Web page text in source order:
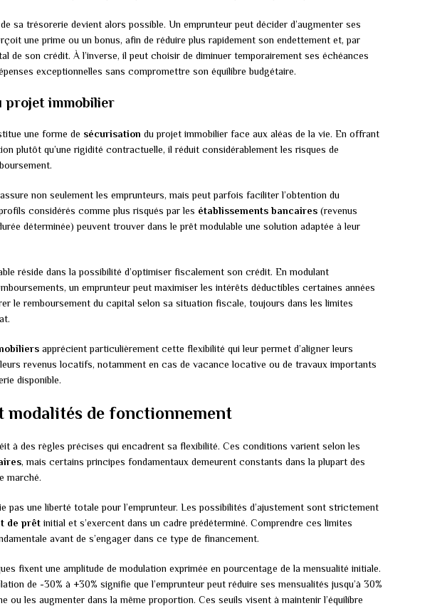
de sa trésorerie devient alors possible. Un emprunteur peut décider d’augmenter ses
une prime ou un bonus, afin de réduire plus rapidement son endettement et, par
de son crédit. À l’inverse, il peut choisir de diminuer temporairement ses échéances
exceptionnelles sans compromettre son équilibre budgétaire.
projet immobilier
une forme de sécurisation du projet immobilier face aux aléas de la vie. En offrant
plutôt qu’une rigidité contractuelle, il réduit considérablement les risques de
non seulement les emprunteurs, mais peut parfois faciliter l’obtention du
considérés comme plus risqués par les établissements bancaires (revenus
déterminée) peuvent trouver dans le prêt modulable une solution adaptée à leur
réside dans la possibilité d’optimiser fiscalement son crédit. En modulant
un emprunteur peut maximiser les intérêts déductibles certaines années
le remboursement du capital selon sa situation fiscale, toujours dans les limites
apprécient particulièrement cette flexibilité qui leur permet d’aligner leurs
revenus locatifs, notamment en cas de vacance locative ou de travaux importants
disponible.
modalités de fonctionnement
à des règles précises qui encadrent sa flexibilité. Ces conditions varient selon les
, mais certains principes fondamentaux demeurent constants dans la plupart des
marché.
pas une liberté totale pour l’emprunteur. Les possibilités d’ajustement sont strictement
de prêt initial et s’exercent dans un cadre prédéterminé. Comprendre ces limites
avant de s’engager dans ce type de financement.
fixent une amplitude de modulation exprimée en pourcentage de la mensualité initiale.
de -30% à +30% signifie que l’emprunteur peut réduire ses mensualités jusqu’à 30%
ou les augmenter dans la même proportion. Ces seuils visent à maintenir l’équilibre